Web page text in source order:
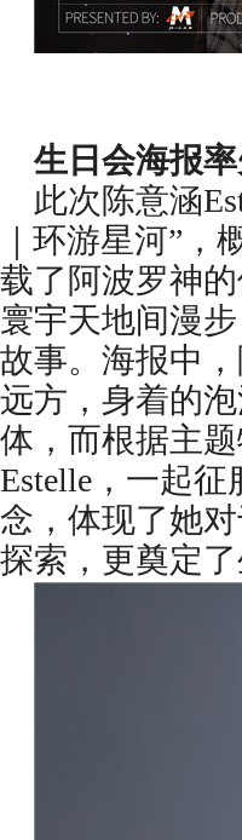
生日会海报
此次陈意涵
｜环游星河”
载了阿波罗神
寰宇天地间漫
故事。海报中
远方，身着的
体，而根据主
Estelle，一起
念，体现了她
探索，更奠定了